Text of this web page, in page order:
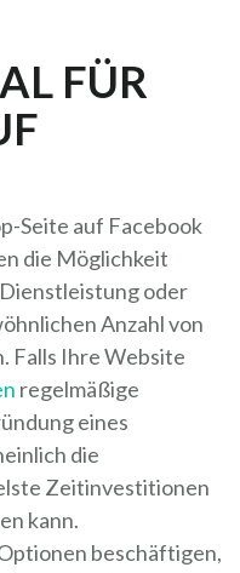
FÜR
Seite auf Facebook
die Möglichkeit
oder
Anzahl von
Falls Ihre Website
regelmäßige
eines
die
Zeitinvestitionen
kann.
beschäftigen,